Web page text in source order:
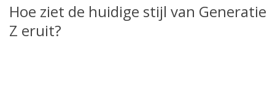
Hoe ziet de huidige stijl van Generatie
Z eruit?